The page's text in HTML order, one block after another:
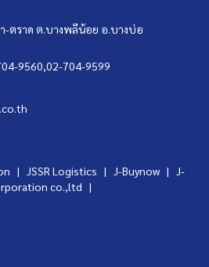
-ตราด ต.บางพลีน้อย อ.บางบ่อ
9560,02-704-9599
| JSSR Logistics | J-Buynow | J-
co.,ltd |